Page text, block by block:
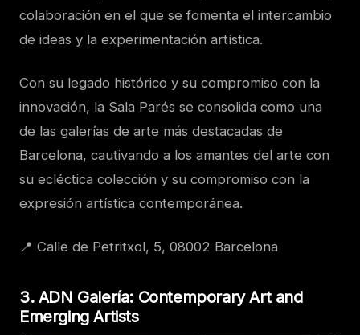
colaboración en el que se fomenta el intercambio
de ideas y la experimentación artística.
Con su legado histórico y su compromiso con la
innovación, la Sala Parés se consolida como una
de las galerías de arte más destacadas de
Barcelona, cautivando a los amantes del arte con
su ecléctica colección y su compromiso con la
expresión artística contemporánea.
📍 Calle de Petritxol, 5, 08002 Barcelona
3. ADN Galería: Contemporary Art and
Emerging Artists